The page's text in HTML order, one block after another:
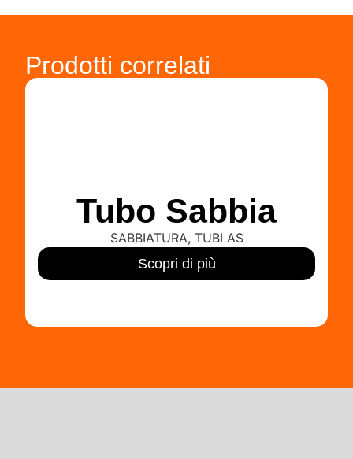
Prodotti correlati
Tubo Sabbia
SABBIATURA, TUBI AS
Scopri di più